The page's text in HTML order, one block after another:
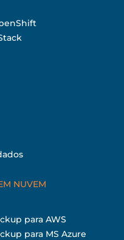
NUVEM
para AWS
para MS Azure